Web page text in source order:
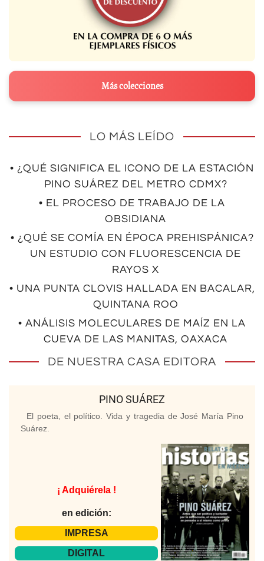
Más colecciones
LO MÁS LEÍDO
• ¿QUÉ SIGNIFICA EL ICONO DE LA ESTACIÓN
PINO SUÁREZ DEL METRO CDMX?
• EL PROCESO DE TRABAJO DE LA
OBSIDIANA
• ¿QUÉ SE COMÍA EN ÉPOCA PREHISPÁNICA?
UN ESTUDIO CON FLUORESCENCIA DE
RAYOS X
• UNA PUNTA CLOVIS HALLADA EN BACALAR,
QUINTANA ROO
• ANÁLISIS MOLECULARES DE MAÍZ EN LA
CUEVA DE LAS MANITAS, OAXACA
DE NUESTRA CASA EDITORA
PINO SUÁREZ
El poeta, el político. Vida y tragedia de José María Pino
Suárez.
¡ Adquiérela !
en edición:
IMPRESA
DIGITAL